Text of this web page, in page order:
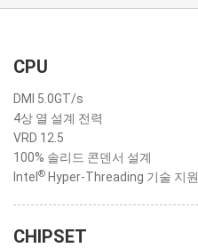
CPU
DMI 5.0GT/s
4상 열 설계 전력
VRD 12.5
100% 솔리드 콘덴서 설계
Intel ® Hyper-Threading 기술 지원
CHIPSET